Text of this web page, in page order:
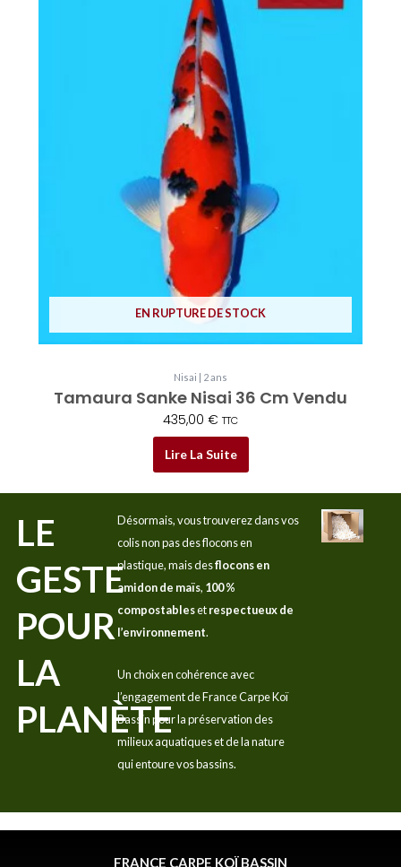
EN RUPTURE DE STOCK
Nisai | 2 ans
Tamaura Sanke Nisai 36 Cm Vendu
435,00 € TTC
Lire La Suite
LE
GESTE
POUR
LA
PLANÈTE
Désormais, vous trouverez dans vos
colis non pas des flocons en
plastique, mais desflocons en
amidon de maïs, 100 %
compostablesetrespectueux de
l’environnement.
Un choix en cohérence avec
l’engagement de France Carpe Koï
Bassin pour la préservation des
milieux aquatiques et de la nature
qui entoure vos bassins.
FRANCE CARPE KOÏ BASSIN